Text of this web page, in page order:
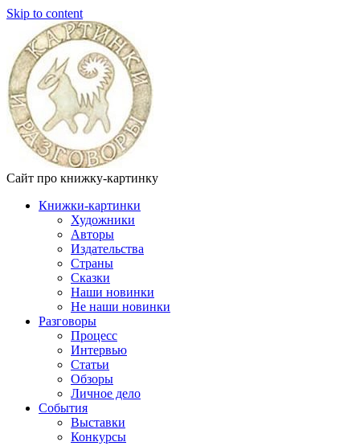
Skip to content
Сайт про книжку-картинку
Книжки-картинки
Художники
Авторы
Издательства
Страны
Сказки
Наши новинки
Не наши новинки
Разговоры
Процесс
Интервью
Статьи
Обзоры
Личное дело
События
Выставки
Конкурсы